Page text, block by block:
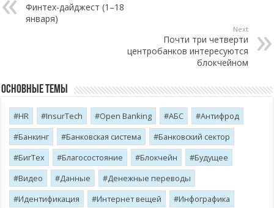
Финтех-дайджест (1–18
января)
Next
Почти три четверти
центробанков интересуются
блокчейном
Основные темы
HR InsurTech Open Banking АБС
Антифрод
Банкинг
Банковская система
Банковский сектор
БигТех
Благосостояние Блокчейн
Будущее
Видео
Данные
Денежные переводы
Идентификация
Интернет вещей
Инфографика